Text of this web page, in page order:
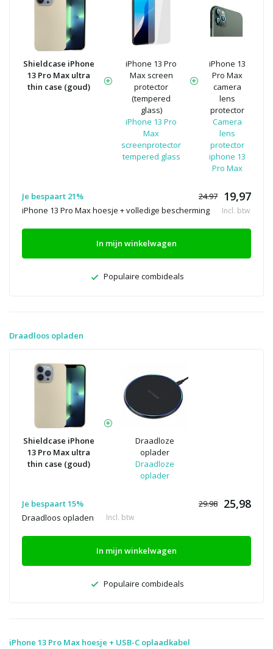
Shieldcase iPhone
13 Pro Max ultra
thin case (goud)
iPhone 13 Pro
Max screen
protector
(tempered
glass)
iPhone 13 Pro
Max
screenprotector
tempered glass
iPhone 13
Pro Max
camera
lens
protector
Camera
lens
protector
iphone 13
Pro Max
Je bespaart 21% 24.97 19,97
iPhone 13 Pro Max hoesje + volledige bescherming Incl. btw
In mijn winkelwagen
Populaire combideals
Draadloos opladen
Shieldcase iPhone
13 Pro Max ultra
thin case (goud)
Draadloze
oplader
Draadloze
oplader
Je bespaart 15% 29.98 25,98
Draadloos opladen Incl. btw
In mijn winkelwagen
Populaire combideals
iPhone 13 Pro Max hoesje + USB-C oplaadkabel